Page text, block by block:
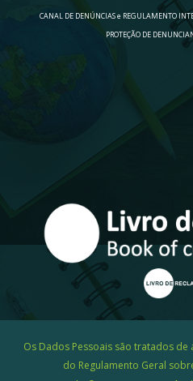
CANAL DE DENÚNCIAS e REGULAMENTO
PROTEÇÃO DE
Os Dados Pessoais são tratados de
do Regulamento Geral